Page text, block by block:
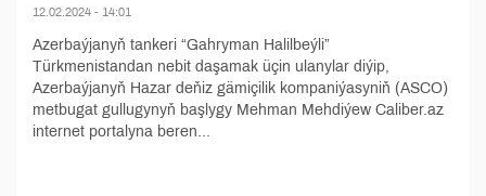
12.02.2024 - 14:01
Azerbaýjanyň tankeri “Gahryman Halilbeýli”
Türkmenistandan nebit daşamak üçin ulanylar diýip,
Azerbaýjanyň Hazar deňiz gämiçilik kompaniýasyniň (ASCO)
metbugat gullugynyň başlygy Mehman Mehdiýew Caliber.az
internet portalyna beren...